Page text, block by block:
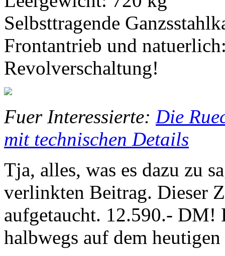
Selbsttragende
Frontantrieb und
Revolverschaltung!
Fuer Interessierte: Die
mit technischen Details
Tja, alles, was es dazu zu
verlinkten Beitrag. Dieser
aufgetaucht. 12.590.- DM!
halbwegs auf dem